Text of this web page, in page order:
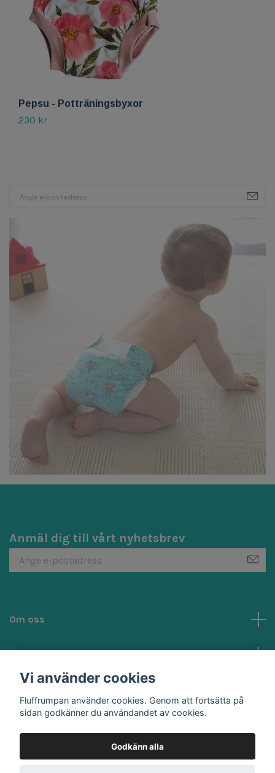
Pepsu - Potträningsbyxor
230 kr
Anmäl dig till vårt nyhetsbrev
Om oss
Vi använder cookies
Fluffrumpan använder cookies. Genom att fortsätta på
sidan godkänner du användandet av cookies.
Godkänn alla